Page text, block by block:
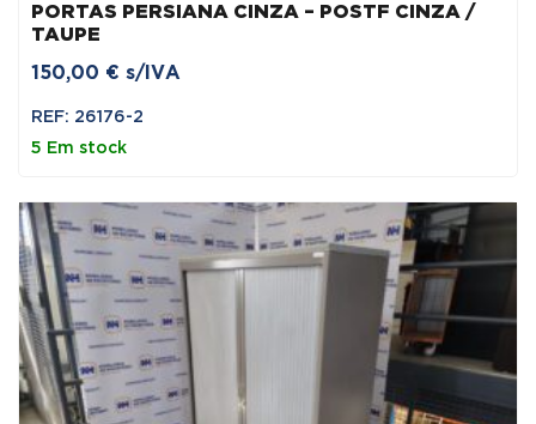
PORTAS PERSIANA CINZA – POSTF CINZA /
TAUPE
150,00 € s/IVA
REF: 26176-2
5 Em stock